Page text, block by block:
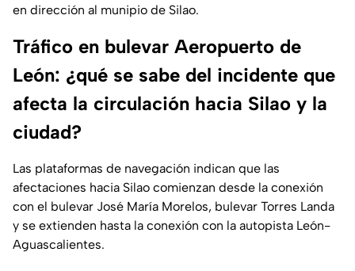
en dirección al munipio de Silao.
Tráfico en bulevar Aeropuerto de
León: ¿qué se sabe del incidente que
afecta la circulación hacia Silao y la
ciudad?
Las plataformas de navegación indican que las
afectaciones hacia Silao comienzan desde la conexión
con el bulevar José María Morelos, bulevar Torres Landa
y se extienden hasta la conexión con la autopista León-
Aguascalientes.